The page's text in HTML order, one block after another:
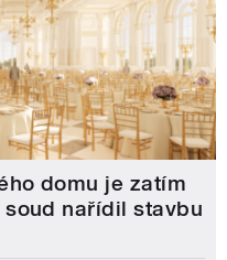
domu je zatím
nařídil stavbu